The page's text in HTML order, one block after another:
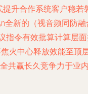
升合作系统客户稳
新的（视音频同防
令有效批算计算层
火中心释放效能至顶
共赢长久竞争力于业